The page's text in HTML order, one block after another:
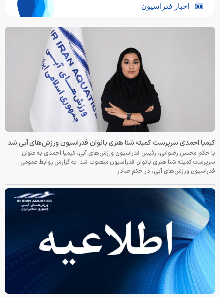
اخبار فدراسیون
کیمیا احمدی سرپرست کمیته شنا هنری بانوان فدراسیون ورزش‌های آبی شد
با حکم محسن رضوانی، رئیس فدراسیون ورزش‌های آبی، کیمیا احمدی به عنوان
سرپرست کمیته شنا هنری بانوان فدراسیون منصوب شد. به گزارش روابط عمومی
فدراسیون ورزش‌های آبی، در حکم صادر